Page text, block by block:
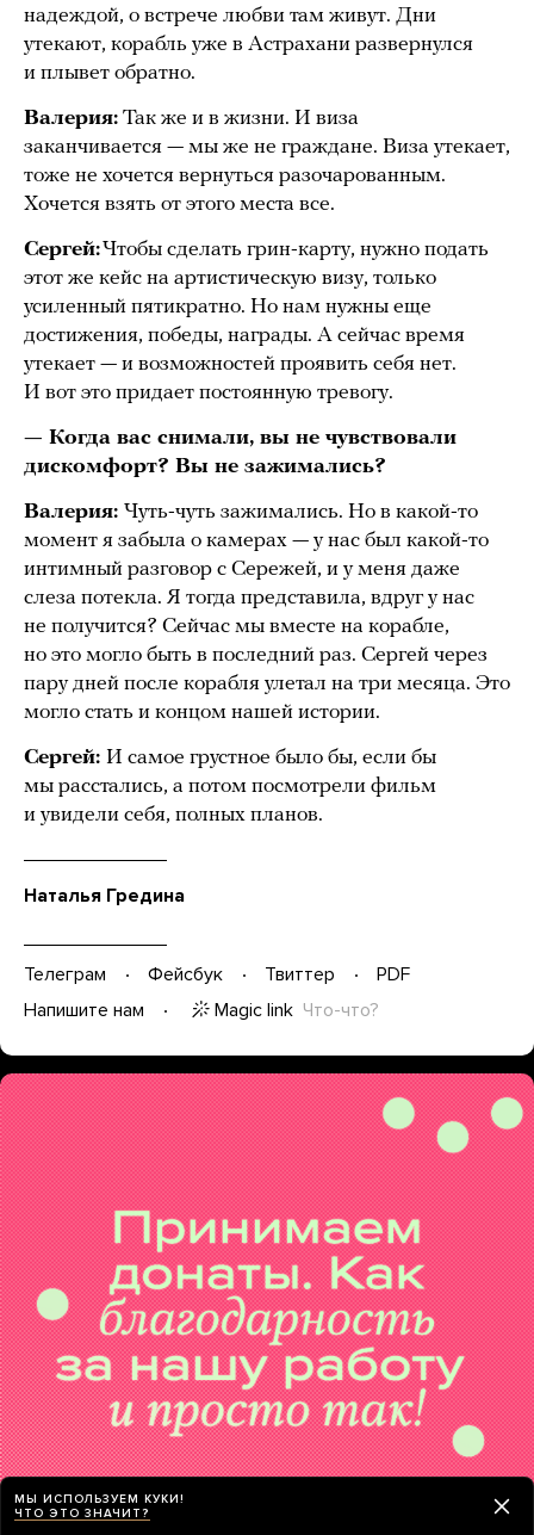
надеждой, о встрече любви там живут. Дни
утекают, корабль уже в Астрахани развернулся
и плывет обратно.
Валерия: Так же и в жизни. И виза
заканчивается — мы же не граждане. Виза утекает,
тоже не хочется вернуться разочарованным.
Хочется взять от этого места все.
Сергей:Чтобы сделать грин-карту, нужно подать
этот же кейс на артистическую визу, только
усиленный пятикратно. Но нам нужны еще
достижения, победы, награды. А сейчас время
утекает — и возможностей проявить себя нет.
И вот это придает постоянную тревогу.
— Когда вас снимали, вы не чувствовали
дискомфорт? Вы не зажимались?
Валерия: Чуть-чуть зажимались. Но в какой-то
момент я забыла о камерах — у нас был какой-то
интимный разговор с Сережей, и у меня даже
слеза потекла. Я тогда представила, вдруг у нас
не получится? Сейчас мы вместе на корабле,
но это могло быть в последний раз. Сергей через
пару дней после корабля улетал на три месяца. Это
могло стать и концом нашей истории.
Сергей: И самое грустное было бы, если бы
мы расстались, а потом посмотрели фильм
и увидели себя, полных планов.
Наталья Гредина
Телеграм Фейсбук Твиттер
PDF
Напишите нам
Magic link Что-что?
МЫ ИСПОЛЬЗУЕМ КУКИ!
ЧТО ЭТО ЗНАЧИТ?